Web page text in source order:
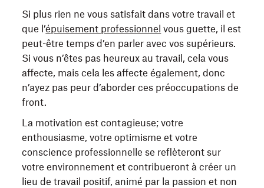
Si plus rien ne vous satisfait dans votre travail et
que l’épuisement professionnel vous guette, il est
peut-être temps d’en parler avec vos supérieurs.
Si vous n’êtes pas heureux au travail, cela vous
affecte, mais cela les affecte également, donc
n’ayez pas peur d’aborder ces préoccupations de
front.
La motivation est contagieuse; votre
enthousiasme, votre optimisme et votre
conscience professionnelle se reflèteront sur
votre environnement et contribueront à créer un
lieu de travail positif, animé par la passion et non